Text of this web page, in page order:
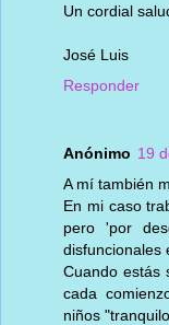
Un cordial
José Luis
Responder
Anónimo 19
A mí también
En mi caso
pero 'por
disfuncionales
Cuando estás
cada
niños